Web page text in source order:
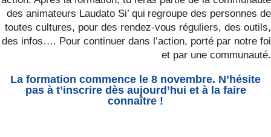
des animateurs Laudato Si’ qui regroupe des personnes de
toutes cultures, pour des rendez-vous réguliers, des outils,
des infos…. Pour continuer dans l’action, porté par notre foi
et par une communauté.
La formation commence le 8 novembre. N’hésite
pas à t’inscrire dès aujourd’hui et à la faire
connaître !